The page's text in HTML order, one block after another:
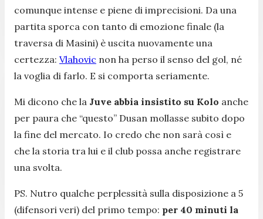
comunque intense e piene di imprecisioni. Da una
partita sporca con tanto di emozione finale (la
traversa di Masini) è uscita nuovamente una
certezza: Vlahovic non ha perso il senso del gol, né
la voglia di farlo. E si comporta seriamente.
Mi dicono che la Juve abbia insistito su Kolo anche
per paura che “questo” Dusan mollasse subito dopo
la fine del mercato. Io credo che non sarà così e
che la storia tra lui e il club possa anche registrare
una svolta.
PS. Nutro qualche perplessità sulla disposizione a 5
(difensori veri) del primo tempo: per 40 minuti la